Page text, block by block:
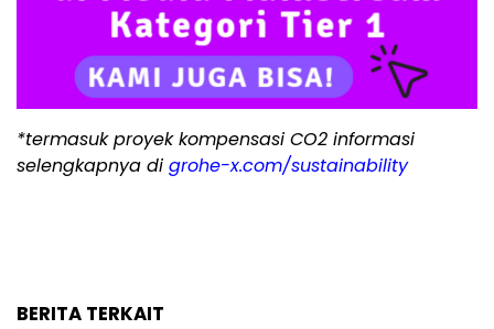
*termasuk proyek kompensasi CO2 informasi
selengkapnya di grohe-x.com/sustainability
BERITA TERKAIT